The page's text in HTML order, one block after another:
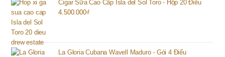
Cigar Sữa Cao Cấp Isla del Sol Toro - Hộp 20 Điếu
4.500.000₫
La Gloria Cubana Wavell Maduro - Gói 4 Điếu